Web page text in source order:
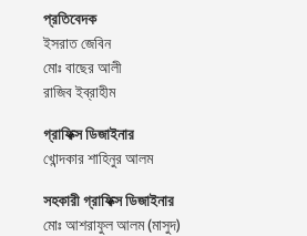
প্রতিবেদক
ইসরাত জেবিন
মোঃ বাছের আলী
রাজিব ইব্রাহীম
গ্রাফিক্স ডিজাইনার
খোন্দকার শাহিনুর আলম
সহকারী গ্রাফিক্স ডিজাইনার
মোঃ আশরাফুল আলম (মাসুদ)